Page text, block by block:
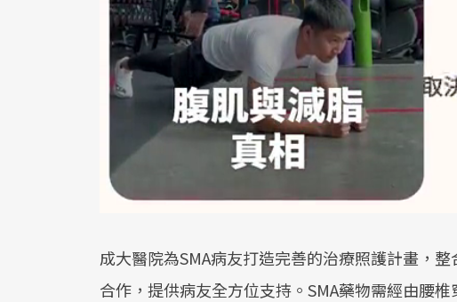
成大醫院為SMA病友打造完善的治療照護計畫，
合作，提供病友全方位支持。SMA藥物需經由腰